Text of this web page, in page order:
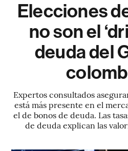
Elecciones
no son el
deuda del
Expertos consultados
está más presente en el
el de bonos de deuda. Las
de deuda explican las